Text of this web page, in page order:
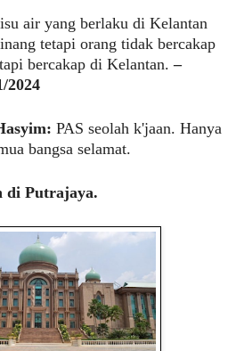
air yang berlaku di Kelantan
tetapi orang tidak bercakap
bercakap di Kelantan.–
2024
PAS seolah k'jaan. Hanya
bangsa selamat.
di Putrajaya.